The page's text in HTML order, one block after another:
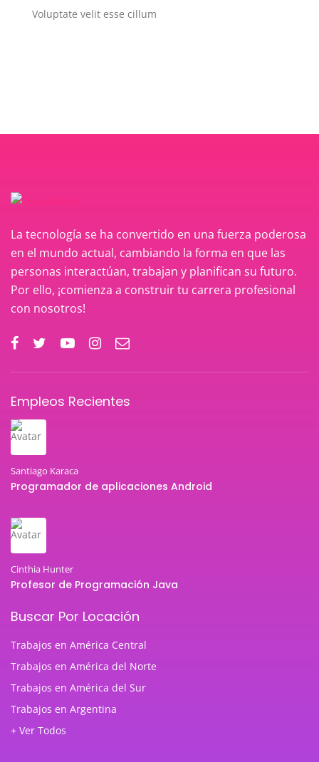
Voluptate velit esse cillum
La tecnología se ha convertido en una fuerza poderosa
en el mundo actual, cambiando la forma en que las
personas interactúan, trabajan y planifican su futuro.
Por ello, ¡comienza a construir tu carrera profesional
con nosotros!
Empleos Recientes
Santiago Karaca
Programador de aplicaciones Android
Cinthia Hunter
Profesor de Programación Java
Buscar Por Locación
Trabajos en América Central
Trabajos en América del Norte
Trabajos en América del Sur
Trabajos en Argentina
+ Ver Todos